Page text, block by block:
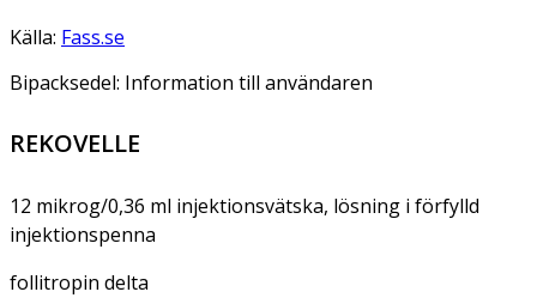
Källa: Fass.se
Bipacksedel: Information till användaren
REKOVELLE
12 mikrog/0,36 ml injektionsvätska, lösning i förfylld
injektionspenna
follitropin delta